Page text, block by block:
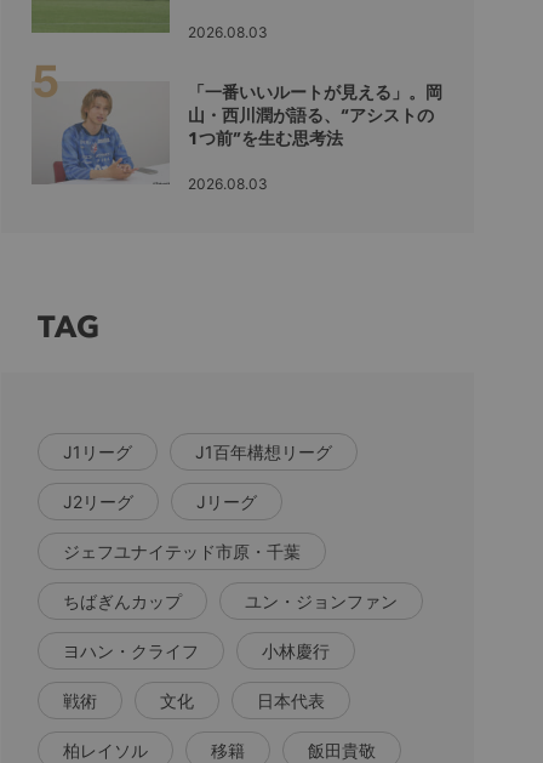
2026.08.03
「一番いいルートが見える」。岡
山・西川潤が語る、“アシストの
1つ前”を生む思考法
2026.08.03
TAG
J1リーグ J1百年構想リーグ
J2リーグ Jリーグ
ジェフユナイテッド市原・千葉
ちばぎんカップ ユン・ジョンファン
ヨハン・クライフ 小林慶行
戦術 文化 日本代表
柏レイソル 移籍 飯田貴敬